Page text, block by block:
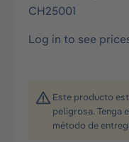
CH25001
Log in to see
Este producto
peligrosa. Tenga
método de